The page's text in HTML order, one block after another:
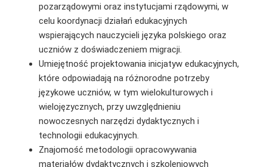
pozarządowymi oraz instytucjami rządowymi, w
celu koordynacji działań edukacyjnych
wspierających nauczycieli języka polskiego oraz
uczniów z doświadczeniem migracji.
Umiejętność projektowania inicjatyw edukacyjnych,
które odpowiadają na różnorodne potrzeby
językowe uczniów, w tym wielokulturowych i
wielojęzycznych, przy uwzględnieniu
nowoczesnych narzędzi dydaktycznych i
technologii edukacyjnych.
Znajomość metodologii opracowywania
materiałów dydaktycznych i szkoleniowych